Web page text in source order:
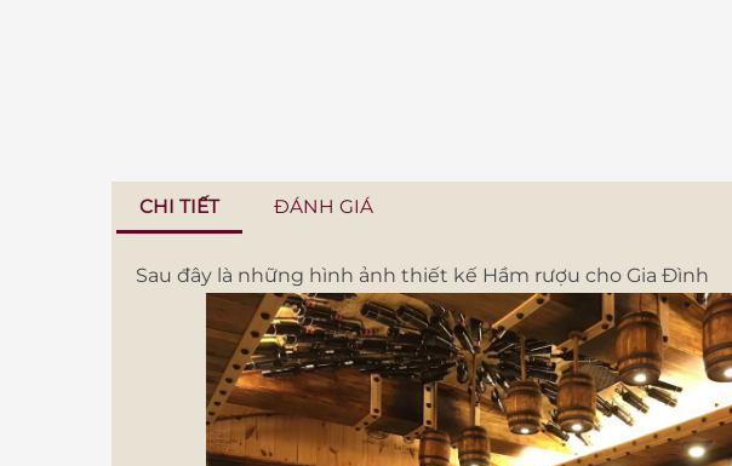
CHI TIẾT ĐÁNH GIÁ
Sau đây là những hình ảnh thiết kế Hầm rượu cho Gia Đình